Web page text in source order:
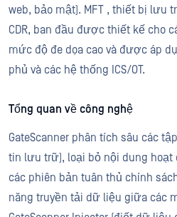
web, bảo mật). MFT , thiết bị lưu
CDR, ban đầu được thiết kế cho
mức độ đe dọa cao và được áp
phủ và các hệ thống ICS/OT.
Tổng quan về công nghệ
GateScanner phân tích sâu các
tin lưu trữ), loại bỏ nội dung hoạt
các phiên bản tuân thủ chính
năng truyền tải dữ liệu giữa các